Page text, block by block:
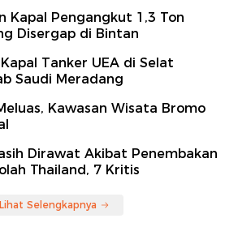
Kapal Pengangkut 1,3 Ton
Disergap di Bintan
Tanker UEA di Selat
Saudi Meradang
Kawasan Wisata Bromo
Dirawat Akibat Penembakan
Thailand, 7 Kritis
Lihat Selengkapnya